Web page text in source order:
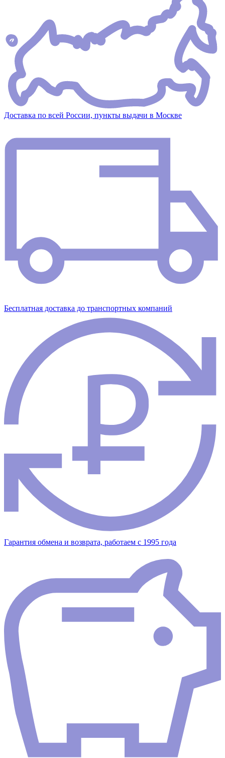
Доставка по всей России, пункты выдачи в Москве
Бесплатная доставка до транспортных компаний
Гарантия обмена и возврата, работаем с 1995 года